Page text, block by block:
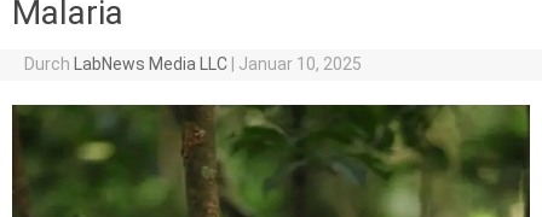
Malaria
Durch LabNews Media LLC Januar 10, 2025